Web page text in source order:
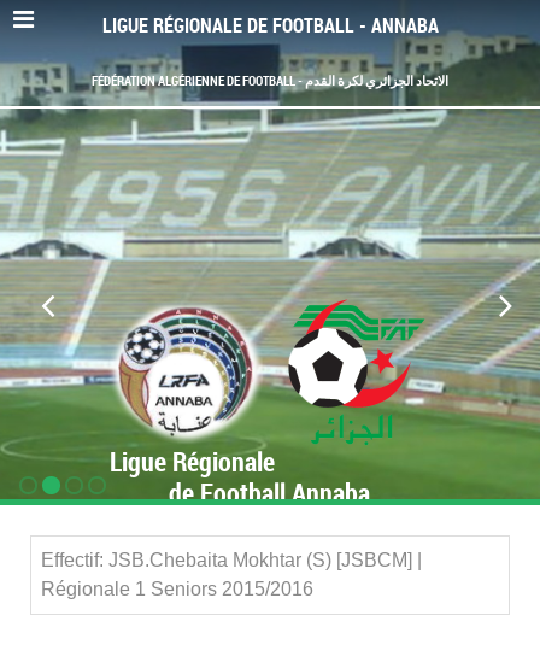
LIGUE RÉGIONALE DE FOOTBALL - ANNABA
FÉDÉRATION ALGÉRIENNE DE FOOTBALL - الاتحاد الجزائري لكرة القدم
Ligue Régionale
de Football Annaba
Effectif: JSB.Chebaita Mokhtar (S) [JSBCM] |
Régionale 1 Seniors 2015/2016